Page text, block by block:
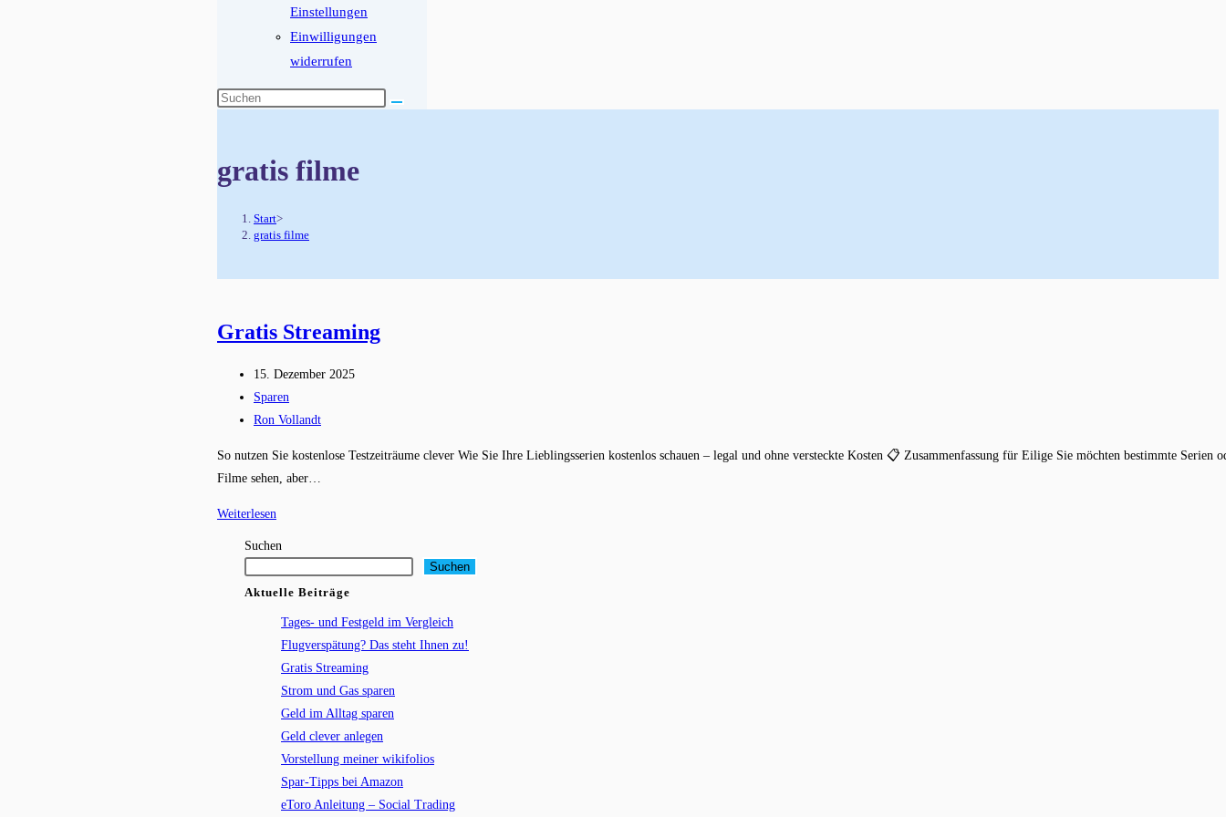
Einstellungen
Einwilligungen
widerrufen
Diese
gratis filme
Start>
gratis filme
Gratis Streaming
Beitrag
veröffentlicht:
15. Dezember 2025
Beitrags-
Kategorie:
Sparen
Beitrags-
Ron Vollandt
So nutzen Sie kostenlose Testzeiträume clever Wie Sie Ihre Lieblingsserien kostenlos schauen – legal und ohne versteckte Kosten 📋 Zusammenfassung für Eilige Sie möchten bestimmte Serien
Filme sehen, aber…
Weiterlesen
Suchen
Suchen
Aktuelle Beiträge
Tages- und Festgeld im Vergleich
Flugverspätung? Das steht Ihnen zu!
Gratis Streaming
Strom und Gas sparen
Geld im Alltag sparen
Geld clever anlegen
Vorstellung meiner wikifolios
Spar-Tipps bei Amazon
eToro Anleitung – Social Trading